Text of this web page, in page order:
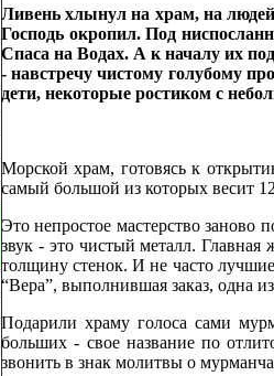
Ливень хлынул на храм, на
Господь окропил. Под
Спаса на Водах. А к началу их
- навстречу чистому голубому
дети, некоторые ростиком с
Морской храм, готовясь к
самый большой из которых весит
Это непростое мастерство заново
звук - это чистый металл. Главная
толщину стенок. И не часто
“Вера”, выполнившая заказ, одна
Подарили храму голоса сами
больших - свое название по
звонить в знак молитвы о